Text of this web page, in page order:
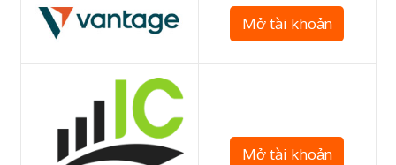
Mở tài khoản
Mở tài khoản